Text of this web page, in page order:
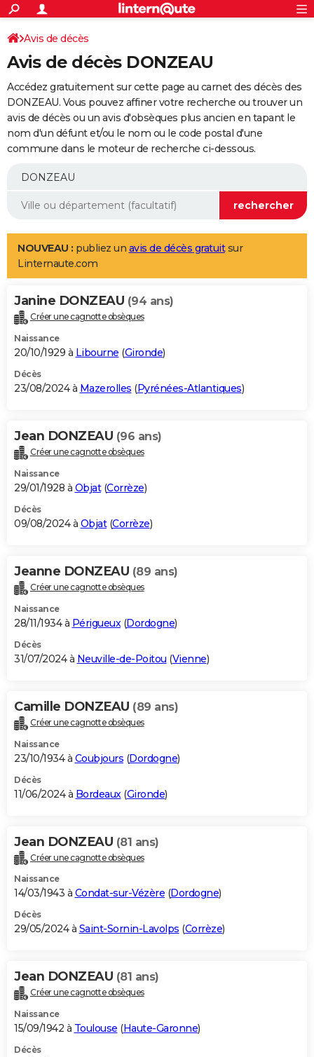
ACTUALITÉS
Politique
Société
Faits Divers
Education
Monde
Villes
+
SPORT
Coupe du monde 2026
Football
Tennis
Cyclisme
Rugby
Forum
Programme TV
TNT
Streaming
Cinéma
Sorties cinéma
Musique
+
FINANCE
Retraite
Epargne
Immobilier
Risques naturels par ville
Banque
Assurance
AUTO
Essais
Réserver un essai
Citadines
Berlines
SUV
Forum auto
+
Mobiles
Meilleur smartphone
Internet
Ordinateurs
Jeux vidéo
Guide high-tech
Aménagement intérieur
LIFESTYLE
Art de vivre
Bien-être
Loisirs
Mode
Modes de vie
Alimentation
Guide de la santé
Maladies
Médicaments
Sommeil
VOYAGE
Destinations
City break
Voyage nature
Voyage de noces
Forum
Climat
+PHOTO
GUIDES D'ACHAT
BONS PLANS
Carte de Noël
Carte Bonne année
Carte Saint-Valentin
Carte Pâques
Carte d'anniversaire
DICTIONNAIRE
Dictionnaire
Biographies
Citations
Expressions
Proverbes
PROGRAMME TV
S'inscrire
Se connecter
Lycées
Collèges
Primaires
Universités
Entreprises
Service militaire
Avis de recherche
AVIS DE DÉCÈS
Bricolage
Lifestyle
Culture
Sport
Auto
Television
Voyage
Cinema
Avis de décès
Avis de décès DONZEAU
Accédez gratuitement sur cette page au carnet des décès des
DONZEAU. Vous pouvez affiner votre recherche ou trouver un
avis de décès ou un avis d'obsèques plus ancien en tapant le
nom d'un défunt et/ou le nom ou le code postal d'une
commune dans le moteur de recherche ci-dessous.
NOUVEAU : publiez un avis de décès gratuitsur
Linternaute.com
Janine DONZEAU (94 ans)
Créer une cagnotte obsèques
Naissance
20/10/1929 à Libourne (Gironde)
Décès
23/08/2024 à Mazerolles (Pyrénées-Atlantiques)
Jean DONZEAU (96 ans)
Créer une cagnotte obsèques
Naissance
29/01/1928 à Objat(Corrèze)
Décès
09/08/2024 à Objat(Corrèze)
Jeanne DONZEAU (89 ans)
Créer une cagnotte obsèques
Naissance
28/11/1934 à Périgueux(Dordogne)
Décès
31/07/2024 à Neuville-de-Poitou (Vienne)
Camille DONZEAU (89 ans)
Créer une cagnotte obsèques
Naissance
23/10/1934 à Coubjours (Dordogne)
Décès
11/06/2024 à Bordeaux (Gironde)
Jean DONZEAU (81 ans)
Créer une cagnotte obsèques
Naissance
14/03/1943 à Condat-sur-Vézère (Dordogne)
Décès
29/05/2024 à Saint-Sornin-Lavolps (Corrèze)
Jean DONZEAU (81 ans)
Créer une cagnotte obsèques
Naissance
15/09/1942 à Toulouse (Haute-Garonne)
Décès